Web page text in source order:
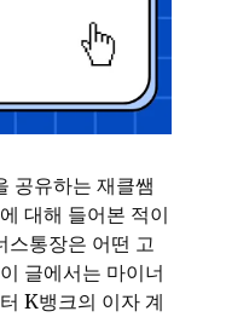
공유하는 재클쌤
대해 들어본 적이
스통장은 어떤 고
글에서는 마이너
K뱅크의 이자 계